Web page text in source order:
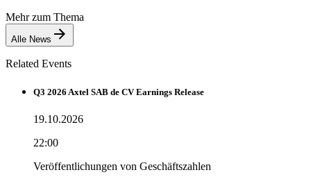
Mehr zum Thema
Alle News
Related Events
Q3 2026 Axtel SAB de CV Earnings Release
19.10.2026
22:00
Veröffentlichungen von Geschäftszahlen